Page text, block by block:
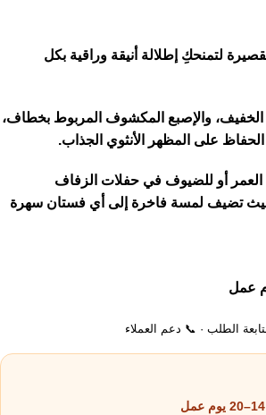
لتمنحكِ إطلالة أنيقة وراقية بكل
والإصبع المكشوف المربوط بخطاف،
على المظهر الأنثوي الجذاب.
العمر أو للضيوف في حفلات الزفاف
حيث تضيف لمسة فاخرة إلى أي فستان سهرة
الطلب · 📞 دعم العملاء
14–20 يوم عمل